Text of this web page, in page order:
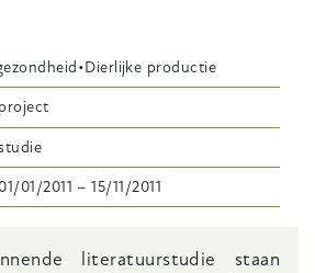
Dierlijke productie
project
01/01/2011 –15/11/2011
literatuurstudie staan